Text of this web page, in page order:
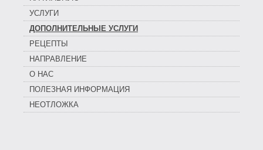
УСЛУГИ
ДОПОЛНИТЕЛЬНЫЕ УСЛУГИ
РЕЦЕПТЫ
НАПРАВЛЕНИЕ
О НАС
ПОЛЕЗНАЯ ИНФОРМАЦИЯ
НЕОТЛОЖКА